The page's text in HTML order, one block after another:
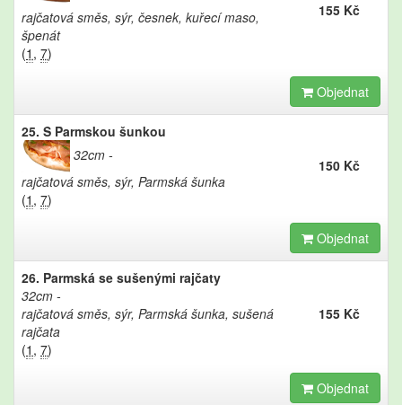
rajčatová směs, sýr, česnek, kuřecí maso,
špenát
(1 , 7)
155 Kč
Objednat
25. S Parmskou šunkou
32cm
rajčatová směs, sýr, Parmská šunka
(1 , 7)
150 Kč
Objednat
26. Parmská se sušenými rajčaty
32cm
rajčatová směs, sýr, Parmská šunka, sušená
rajčata
(1 , 7)
155 Kč
Objednat